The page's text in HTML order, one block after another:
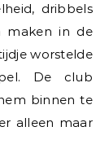
dribbels
maken in de
worstelde
De club
binnen te
alleen maar